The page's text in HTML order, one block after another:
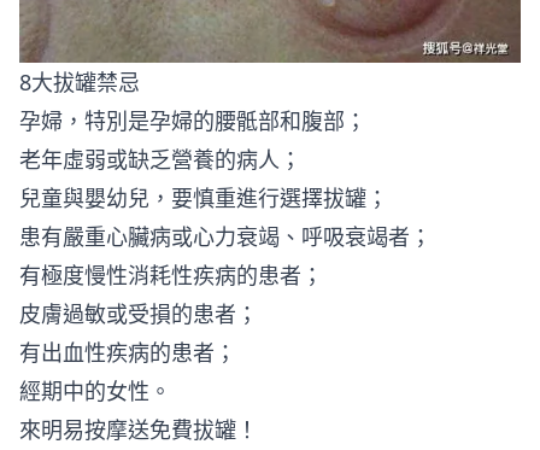
8大拔罐禁忌
孕婦，特別是孕婦的腰骶部和腹部；
老年虛弱或缺乏營養的病人；
兒童與嬰幼兒，要慎重進行選擇拔罐；
患有嚴重心臟病或心力衰竭、呼吸衰竭者；
有極度慢性消耗性疾病的患者；
皮膚過敏或受損的患者；
有出血性疾病的患者；
經期中的女性。
來明易按摩送免費拔罐！